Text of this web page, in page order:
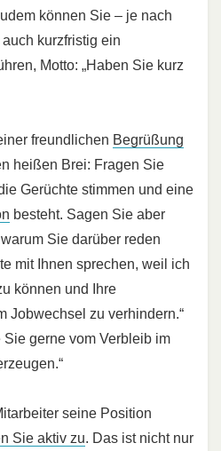
können Sie – je nach
kurzfristig ein
Motto: „Haben Sie kurz
freundlichen Begrüßung
heißen Brei: Fragen Sie
Gerüchte stimmen und eine
besteht. Sagen Sie aber
Sie darüber reden
mit Ihnen sprechen, weil ich
können und Ihre
Jobwechsel zu verhindern.“
Sie gerne vom Verbleib im
seine Position
Sie aktiv zu. Das ist nicht nur